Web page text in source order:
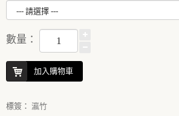
數量：
加入購物車
標簽： 瀛竹